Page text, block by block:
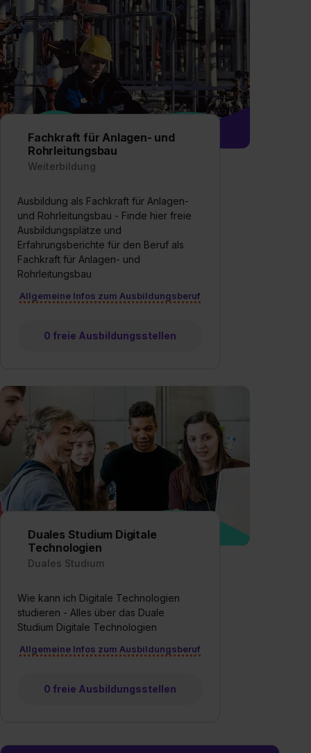
Fachkraft für Anlagen- und
Rohrleitungsbau
Weiterbildung
Ausbildung als Fachkraft für Anlagen-
und Rohrleitungsbau - Finde hier freie
Ausbildungsplätze und
Erfahrungsberichte für den Beruf als
Fachkraft für Anlagen- und
Rohrleitungsbau
Allgemeine Infos zum Ausbildungsberuf
0 freie Ausbildungsstellen
Duales Studium Digitale
Technologien
Duales Studium
Wie kann ich Digitale Technologien
studieren - Alles über das Duale
Studium Digitale Technologien
Allgemeine Infos zum Ausbildungsberuf
0 freie Ausbildungsstellen